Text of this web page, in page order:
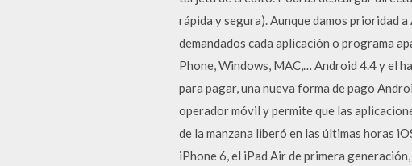
rápida y segura). Aunque damos prioridad
demandados cada aplicación o programa
Phone, Windows, MAC,… Android 4.4 y el
para pagar, una nueva forma de pago
operador móvil y permite que las
de la manzana liberó en las últimas horas
iPhone 6, el iPad Air de primera